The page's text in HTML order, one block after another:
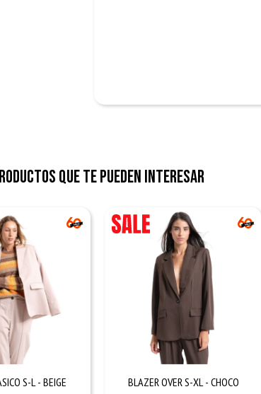
que te pueden interesar
S-L - BEIGE BLAZER OVER S-XL - CHOCO